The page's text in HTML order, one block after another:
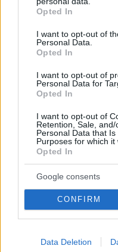
grant or deny consent to
use your data for below
consent section.
Opted In
I want to opt-out of
Personal Data.
Opted In
I want to opt-out of
Personal Data for
Opted In
I want to opt-out of
Retention, Sale,
Personal Data that
Purposes for which it
Opted In
Google consents
CONFIRM
Data Deletion
Καρέ-καρέ η ανάλυση
με νεκρούς μητέρα και
πραγματογνώμονας
08.08.2026, 08:36
Εντοπίστηκε η
Πώς ένα ξεχασμένο
οδήγησε στα ίχνη του
αρχικατασκόπου
08.08.2026, 10:56
Ο εφιάλτης των drones
Ευρώπη: Ποιος
πυρηνικά και αεροδρόμια